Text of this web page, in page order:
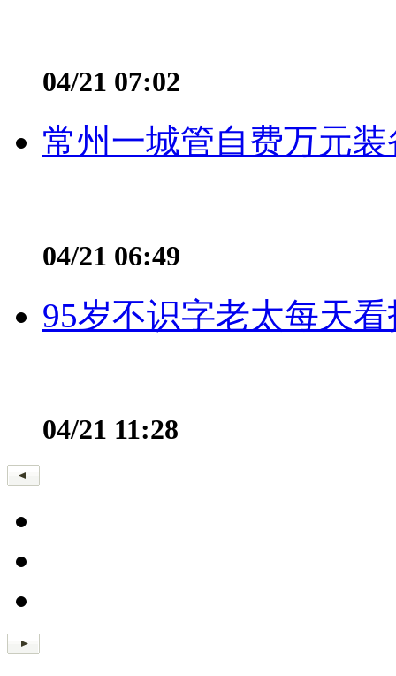
04/21 07:02
常州一城管自费万元
04/21 06:49
95岁不识字老太每天
04/21 11:28